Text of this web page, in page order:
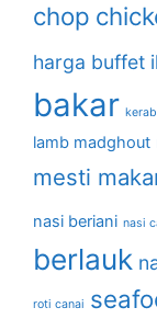
chop
harga buffet
bakar
lamb madghout
mesti
nasi beriani nasi
berlauk
roti canai